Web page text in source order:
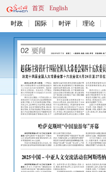
首页 English
时政 国际 时评 理论